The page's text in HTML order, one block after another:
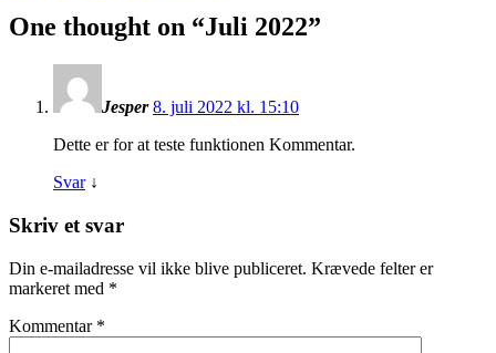
One thought on “Juli 2022”
Jesper 8. juli 2022 kl. 15:10
Dette er for at teste funktionen Kommentar.
Svar ↓
Skriv et svar
Din e-mailadresse vil ikke blive publiceret. Krævede felter er
markeret med *
Kommentar *